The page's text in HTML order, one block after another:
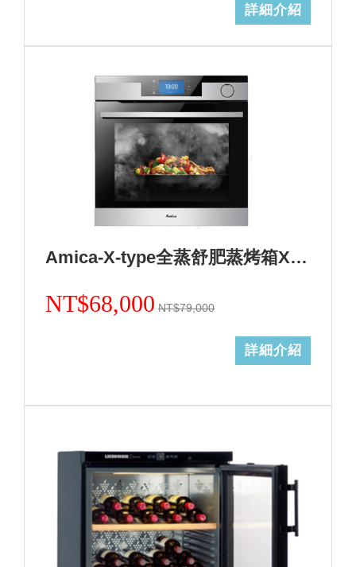
詳細介紹
Amica-X-type全蒸舒肥蒸烤箱XTVS-1800IX TW
NT$68,000 NT$79,000
詳細介紹